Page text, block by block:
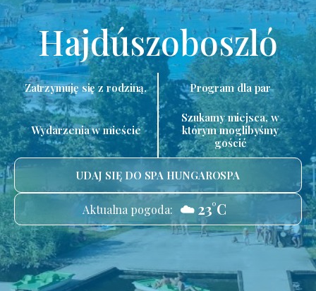
Hajdúszoboszló
Zatrzymuję się z rodziną. Program dla par
Wydarzenia w mieście
Szukamy miejsca, w
którym moglibyśmy
gościć
UDAJ SIĘ DO SPA HUNGAROSPA
Aktualna pogoda: ☁️ 23°C